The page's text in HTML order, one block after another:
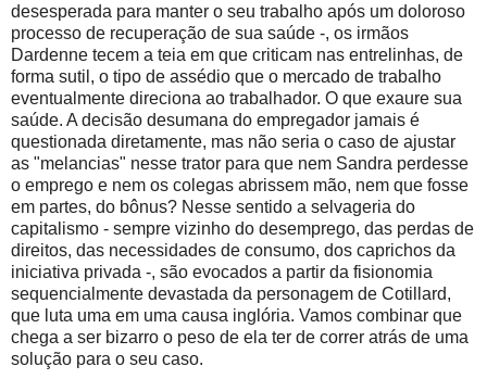
desesperada para manter o seu trabalho após um doloroso
processo de recuperação de sua saúde -, os irmãos
Dardenne tecem a teia em que criticam nas entrelinhas, de
forma sutil, o tipo de assédio que o mercado de trabalho
eventualmente direciona ao trabalhador. O que exaure sua
saúde. A decisão desumana do empregador jamais é
questionada diretamente, mas não seria o caso de ajustar
as "melancias" nesse trator para que nem Sandra perdesse
o emprego e nem os colegas abrissem mão, nem que fosse
em partes, do bônus? Nesse sentido a selvageria do
capitalismo - sempre vizinho do desemprego, das perdas de
direitos, das necessidades de consumo, dos caprichos da
iniciativa privada -, são evocados a partir da fisionomia
sequencialmente devastada da personagem de Cotillard,
que luta uma em uma causa inglória. Vamos combinar que
chega a ser bizarro o peso de ela ter de correr atrás de uma
solução para o seu caso.